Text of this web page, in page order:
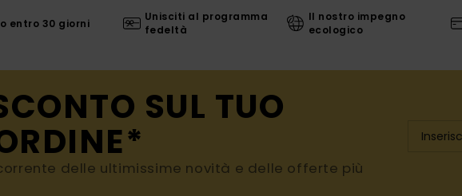
entro 30 giorni
Unisciti al programma
fedeltà
Il nostro impegno
ecologico
SUL TUO
delle ultimissime novità e delle offerte più